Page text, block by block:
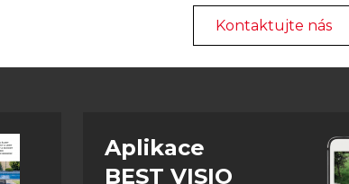
Kontaktujte nás
Aplikace
BEST VISIO